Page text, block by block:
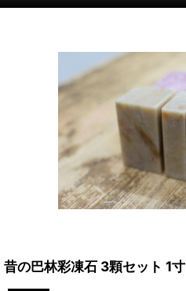
昔の巴林彩凍石 3顆セット 1寸